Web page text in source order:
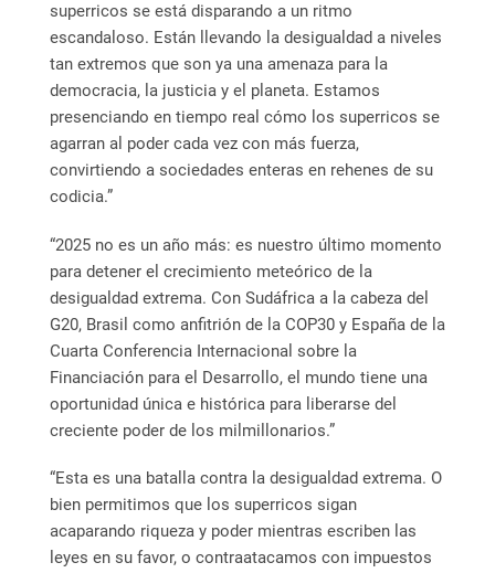
superricos se está disparando a un ritmo
escandaloso. Están llevando la desigualdad a niveles
tan extremos que son ya una amenaza para la
democracia, la justicia y el planeta. Estamos
presenciando en tiempo real cómo los superricos se
agarran al poder cada vez con más fuerza,
convirtiendo a sociedades enteras en rehenes de su
codicia.”
“2025 no es un año más: es nuestro último momento
para detener el crecimiento meteórico de la
desigualdad extrema. Con Sudáfrica a la cabeza del
G20, Brasil como anfitrión de la COP30 y España de la
Cuarta Conferencia Internacional sobre la
Financiación para el Desarrollo, el mundo tiene una
oportunidad única e histórica para liberarse del
creciente poder de los milmillonarios.”
“Esta es una batalla contra la desigualdad extrema. O
bien permitimos que los superricos sigan
acaparando riqueza y poder mientras escriben las
leyes en su favor, o contraatacamos con impuestos